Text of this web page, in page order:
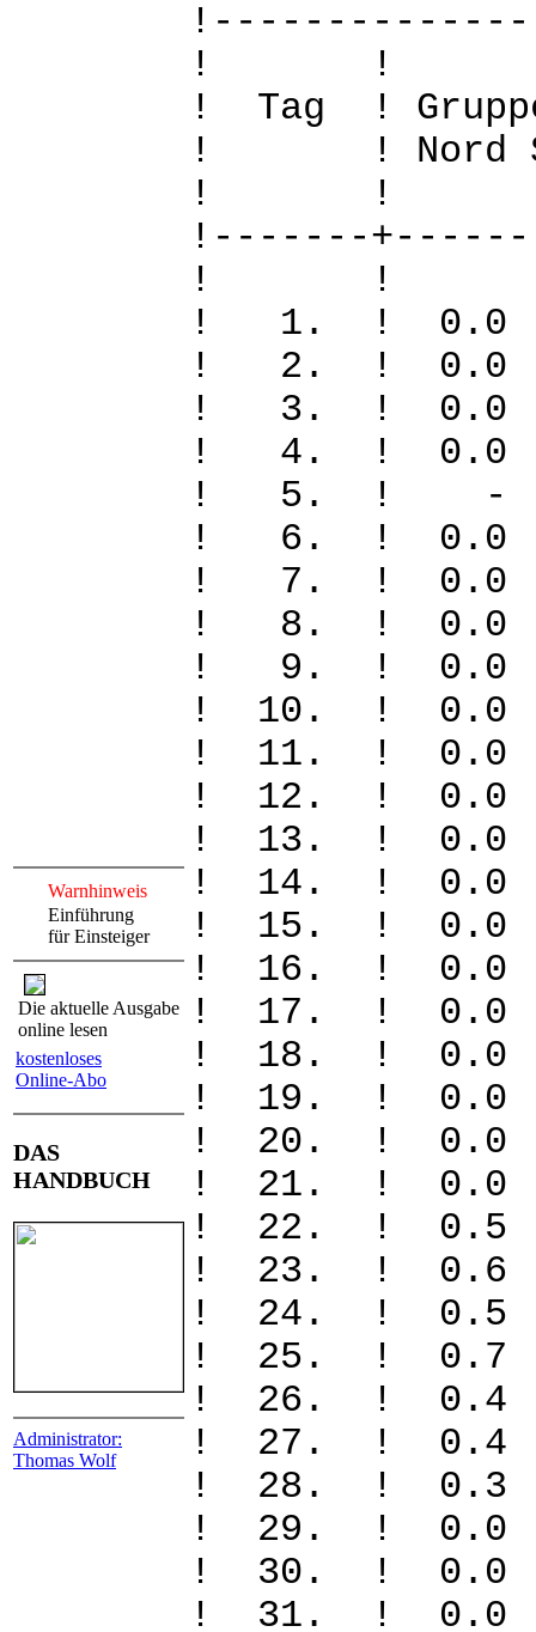
Warnhinweis
Einführung
für Einsteiger
Die aktuelle Ausgabe
online lesen
kostenloses
Online-Abo
DAS
HANDBUCH
Administrator:
Thomas Wolf
!
! Tag !
! ! Nord
!
!-------
!
! 1. !
! 2. !
! 3. !
! 4. !
! 5. !
! 6. !
! 7. !
! 8. !
! 9. !
! 10. !
! 11. !
! 12. !
! 13. !
! 14. !
! 15. !
! 16. !
! 17. !
! 18. !
! 19. !
! 20. !
! 21. !
! 22. !
! 23. !
! 24. !
! 25. !
! 26. !
! 27. !
! 28. !
! 29. !
! 30. !
! 31. !